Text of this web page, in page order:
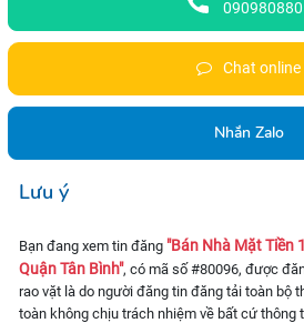
Chat online
Nhắn Zalo
Lưu ý
Bạn đang xem tin đăng "Bán Nhà Mặt Tiền
Quận Tân Bình", có mã số #80096, được
rao vặt là do người đăng tin đăng tải toàn bộ
toàn không chịu trách nhiệm về bất cứ thông